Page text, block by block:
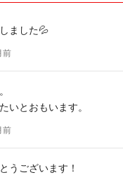
ました💦
前
いとおもいます。
前
うございます！